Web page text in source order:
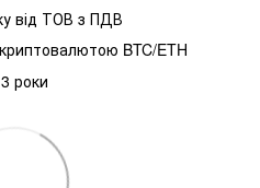
від ТОВ з ПДВ
BTC/ETH
роки